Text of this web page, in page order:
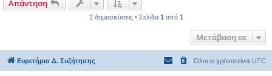
Απάντηση
2 δημοσιεύσεις • Σελίδα 1 από 1
Μετάβαση σε
Ευρετήριο Δ. Συζήτησης Όλοι οι χρόνοι είναι UTC